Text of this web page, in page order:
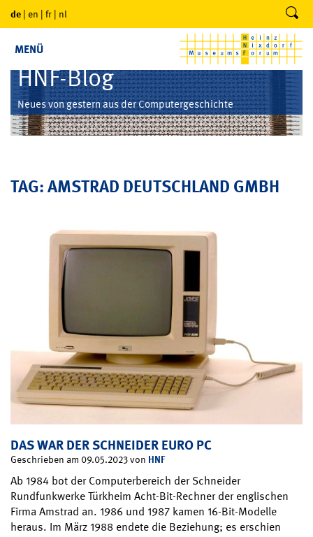
de | en | fr | nl
MENÜ
HNF-Blog
Neues von gestern aus der Computergeschichte
TAG: AMSTRAD DEUTSCHLAND GMBH
DAS WAR DER SCHNEIDER EURO PC
Geschrieben am 09.05.2023 von HNF
Ab 1984 bot der Computerbereich der Schneider
Rundfunkwerke Türkheim Acht-Bit-Rechner der englischen
Firma Amstrad an. 1986 und 1987 kamen 16-Bit-Modelle
heraus. Im März 1988 endete die Beziehung; es erschien